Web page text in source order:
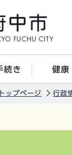
続き 健康
トップページ 行政